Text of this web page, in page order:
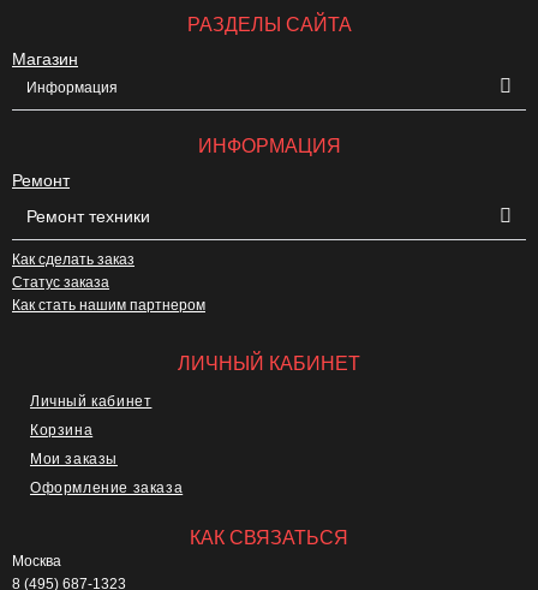
РАЗДЕЛЫ САЙТА
Магазин
Информация
ИНФОРМАЦИЯ
Ремонт
Ремонт техники
Как сделать заказ
Статус заказа
Как стать нашим партнером
ЛИЧНЫЙ КАБИНЕТ
Личный кабинет
Корзина
Мои заказы
Оформление заказа
КАК СВЯЗАТЬСЯ
Москва
8 (495) 687-1323